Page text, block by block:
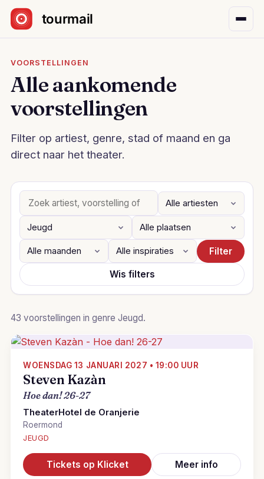
Sla navigatie over
VOORSTELLINGEN
Alle aankomende
voorstellingen
Filter op artiest, genre, stad of maand en ga
direct naar het theater.
Filter
Wis filters
43 voorstellingen in genre Jeugd.
WOENSDAG 13 JANUARI 2027 • 19:00 UUR
Steven Kazàn
Hoe dan! 26-27
TheaterHotel de Oranjerie
Roermond
JEUGD
Tickets op Klicket Meer info